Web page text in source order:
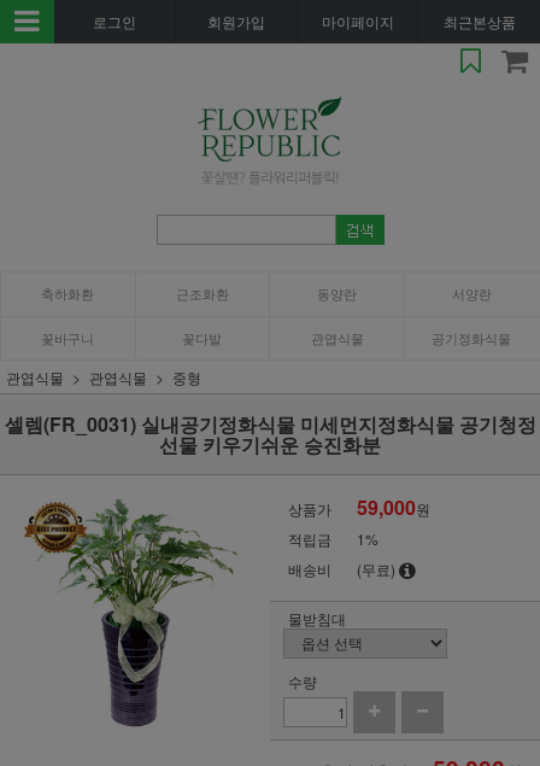
로그인 회원가입 마이페이지 최근본상품
축하화환 근조화환 동양란 서양란
꽃바구니 꽃다발 관엽식물 공기정화식물
관엽식물 관엽식물 중형
셀렘(FR_0031) 실내공기정화식물 미세먼지정화식물 공기청정
선물 키우기쉬운 승진화분
상품가 59,000원
적립금
1%
배송비
(무료)
물받침대
수량